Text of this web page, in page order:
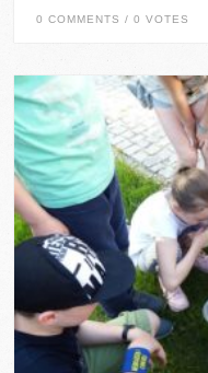
0 COMMENTS / 0 VOTES